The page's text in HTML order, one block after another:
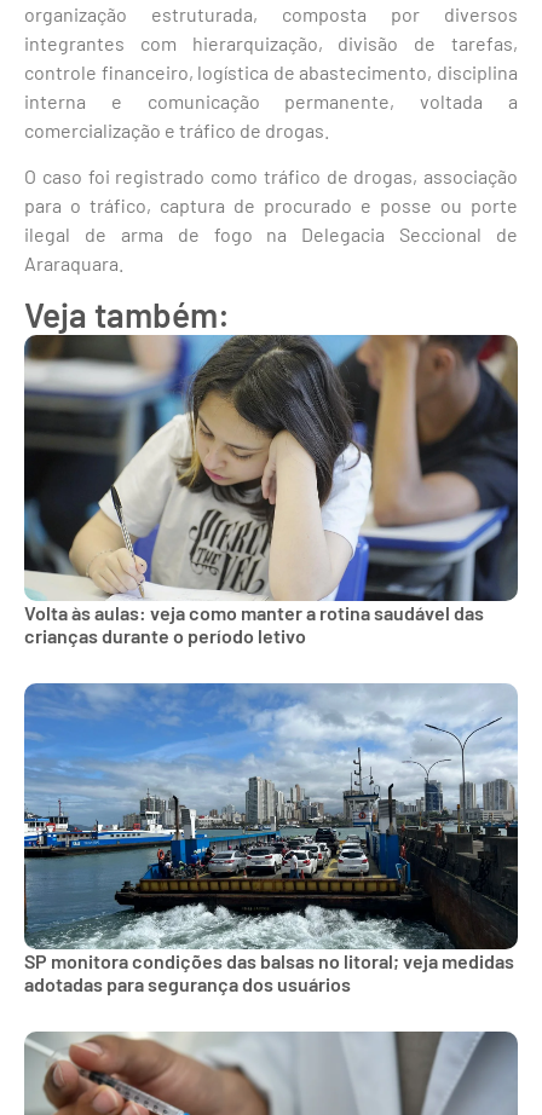
organização estruturada, composta por diversos
integrantes com hierarquização, divisão de tarefas,
controle financeiro, logística de abastecimento, disciplina
interna e comunicação permanente, voltada a
comercialização e tráfico de drogas.
O caso foi registrado como tráfico de drogas, associação
para o tráfico, captura de procurado e posse ou porte
ilegal de arma de fogo na Delegacia Seccional de
Araraquara.
Veja também:
Volta às aulas: veja como manter a rotina saudável das
crianças durante o período letivo
SP monitora condições das balsas no litoral; veja medidas
adotadas para segurança dos usuários